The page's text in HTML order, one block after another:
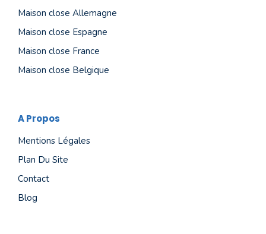
Maison close Allemagne
Maison close Espagne
Maison close France
Maison close Belgique
A Propos
Mentions Légales
Plan Du Site
Contact
Blog